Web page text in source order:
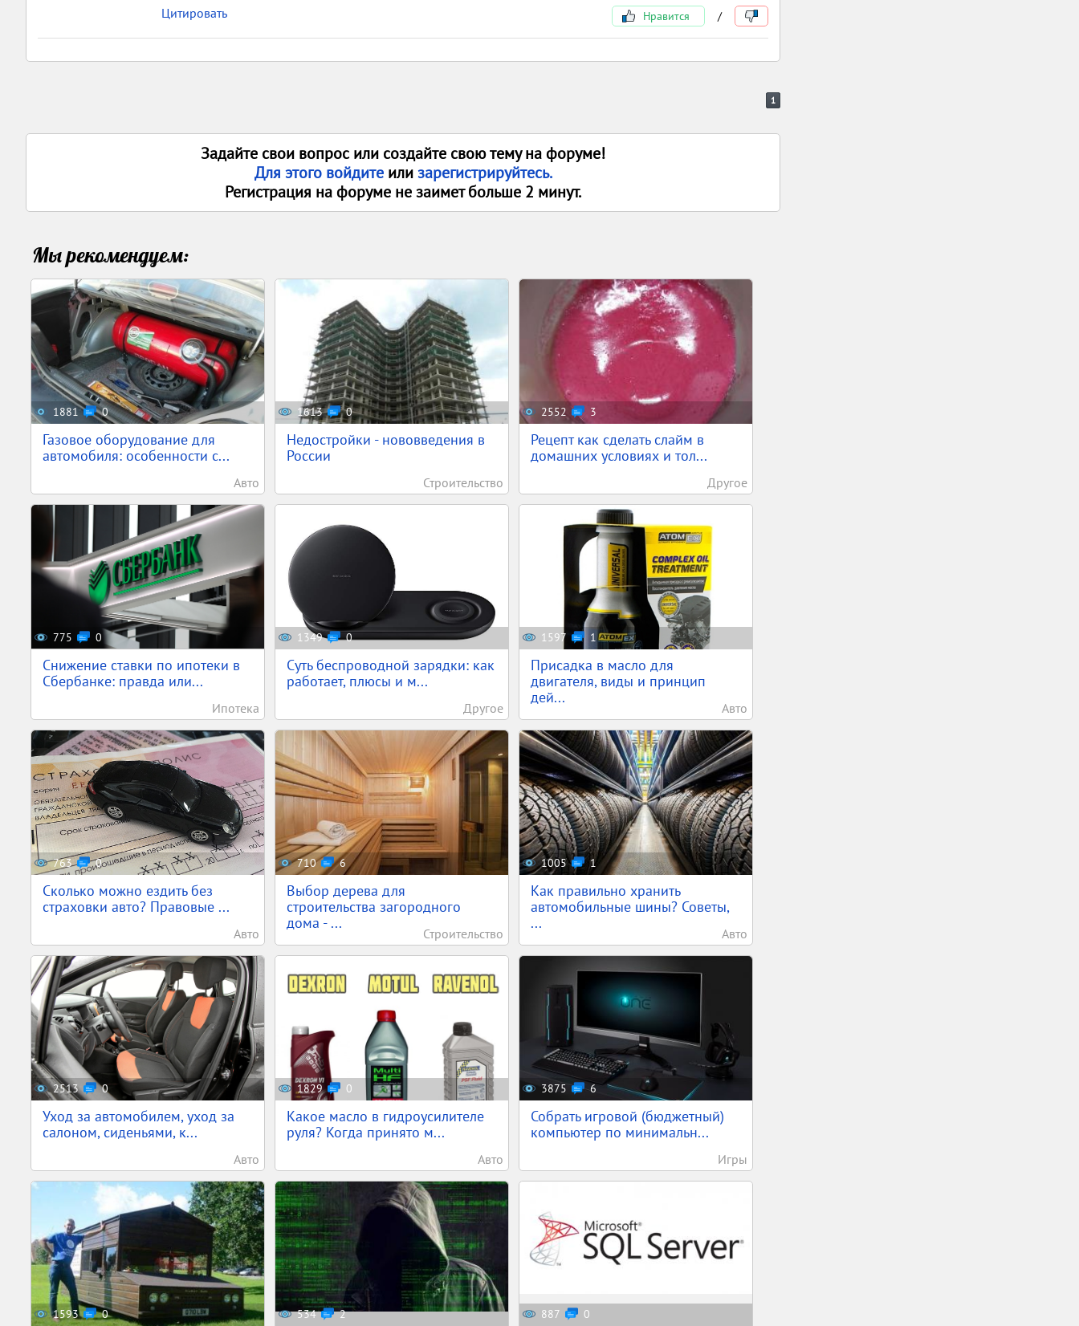
Цитировать
Нравится /
1
Задайте свои вопрос или создайте свою тему на форуме!
Для этого войдите илизарегистрируйтесь.
Регистрация на форуме не заимет больше 2 минут.
Мы рекомендуем:
1881 0
Газовое оборудование для
автомобиля: особенности с...
Авто
1613 0
Недостройки - нововведения в
России
Строительство
2552 3
Рецепт как сделать слайм в
домашних условиях и тол...
Другое
775 0
Снижение ставки по ипотеки в
Сбербанке: правда или...
Ипотека
1349 0
Суть беспроводной зарядки: как
работает, плюсы и м...
Другое
1597 1
Присадка в масло для
двигателя, виды и принцип
дей...
Авто
763 0
Сколько можно ездить без
страховки авто? Правовые ...
Авто
710 6
Выбор дерева для
строительства загородного
дома - ...
Строительство
1005 1
Как правильно хранить
автомобильные шины? Советы,
...
Авто
2513 0
Уход за автомобилем, уход за
салоном, сиденьями, к...
Авто
1829 0
Какое масло в гидроусилителе
руля? Когда принято м...
Авто
3875 6
Собрать игровой (бюджетный)
компьютер по минимальн...
Игры
1593 0 534 2 887 0